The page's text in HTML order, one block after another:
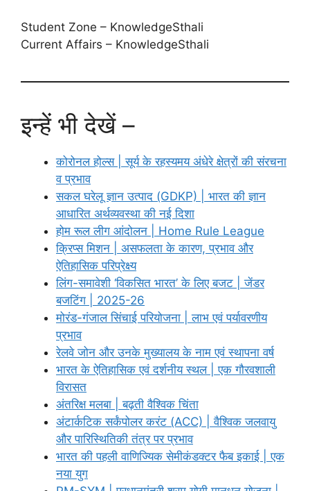
Student Zone – KnowledgeSthali
Current Affairs – KnowledgeSthali
इन्हें भी देखें –
कोरोनल होल्स | सूर्य के रहस्यमय अंधेरे क्षेत्रों की संरचना
व प्रभाव
सकल घरेलू ज्ञान उत्पाद (GDKP) | भारत की ज्ञान
आधारित अर्थव्यवस्था की नई दिशा
होम रूल लीग आंदोलन | Home Rule League
क्रिप्स मिशन | असफलता के कारण, प्रभाव और
ऐतिहासिक परिप्रेक्ष्य
लिंग-समावेशी ‘विकसित भारत’ के लिए बजट | जेंडर
बजटिंग | 2025-26
मोरंड-गंजाल सिंचाई परियोजना | लाभ एवं पर्यावरणीय
प्रभाव
रेलवे जोन और उनके मुख्यालय के नाम एवं स्थापना वर्ष
भारत के ऐतिहासिक एवं दर्शनीय स्थल | एक गौरवशाली
विरासत
अंतरिक्ष मलबा | बढ़ती वैश्विक चिंता
अंटार्कटिक सर्कंपोलर करंट (ACC) | वैश्विक जलवायु
और पारिस्थितिकी तंत्र पर प्रभाव
भारत की पहली वाणिज्यिक सेमीकंडक्टर फैब इकाई | एक
नया युग